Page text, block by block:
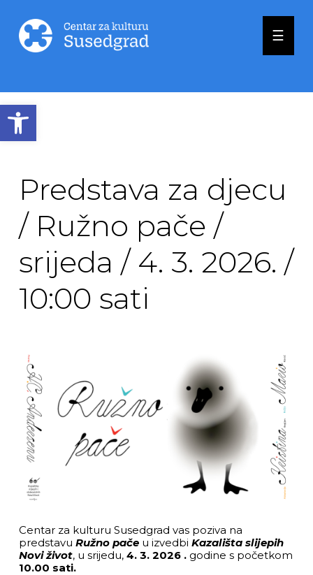
Open toolbar
☰
Predstava za djecu
/ Ružno pače /
srijeda / 4. 3. 2026. /
10:00 sati
Centar za kulturu Susedgrad vas poziva na
predstavuRužno pače u izvedbiKazališta slijepih
Novi život, u srijedu,4. 3. 2026 . godine s početkom
10.00 sati.